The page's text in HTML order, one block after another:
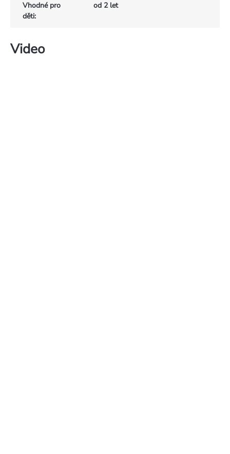
Vhodné pro
děti:
od 2 let
Video